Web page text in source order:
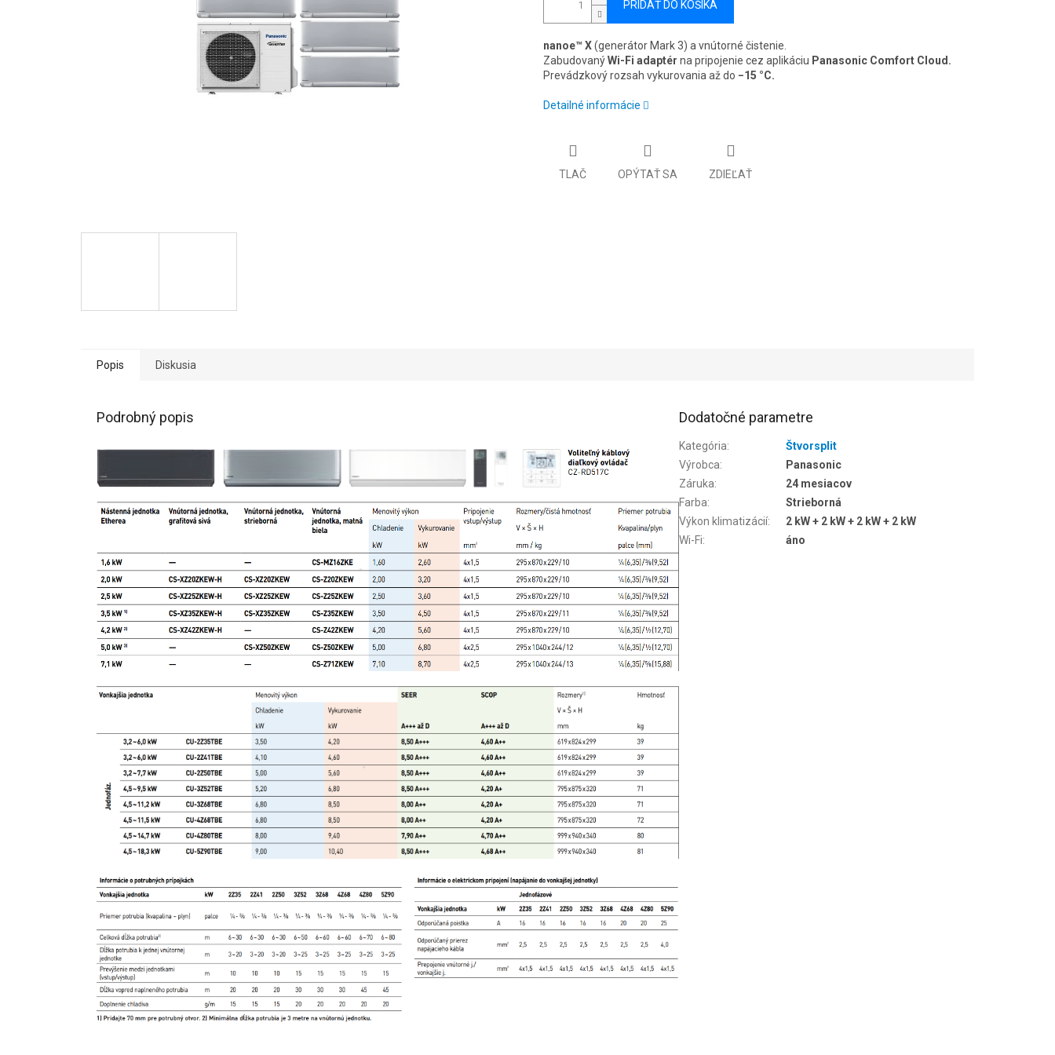
PRIDAŤ DO KOŠÍKA
nanoe™ X(generátor Mark 3) a vnútorné čistenie.
ZabudovanýWi-Fi adaptér na pripojenie cez aplikáciu Panasonic Comfort Cloud.
Prevádzkový rozsah vykurovania až do −15 °C.
Detailné informácie
TLAČ OPÝTAŤ SA ZDIEĽAŤ
Popis Diskusia
Podrobný popis Dodatočné parametre
Kategória:
Štvorsplit
Výrobca:
Panasonic
Záruka:
24 mesiacov
Farba:
Strieborná
Výkon klimatizácií:
2 kW + 2 kW + 2 kW + 2 kW
Wi-Fi: áno